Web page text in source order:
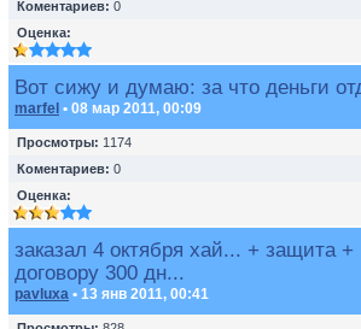
Коментариев: 0
Оценка:
Вот сижу и думаю: за что деньги
marfel • 08 мар 2011, 00:09
Просмотры: 1174
Коментариев: 0
Оценка:
заказал 4 октября хай... + защита +
договору 300 дн...
pavluxa • 13 янв 2011, 00:41